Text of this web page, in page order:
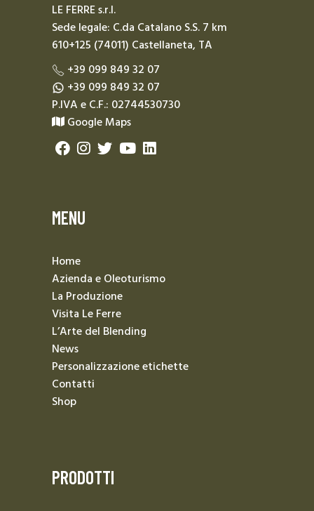
LE FERRE s.r.l.
Sede legale: C.da Catalano S.S. 7 km
610+125 (74011) Castellaneta, TA
+39 099 849 32 07
+39 099 849 32 07
P.IVA e C.F.: 02744530730
Google Maps
MENU
Home
Azienda e Oleoturismo
La Produzione
Visita Le Ferre
L’Arte del Blending
News
Personalizzazione etichette
Contatti
Shop
PRODOTTI